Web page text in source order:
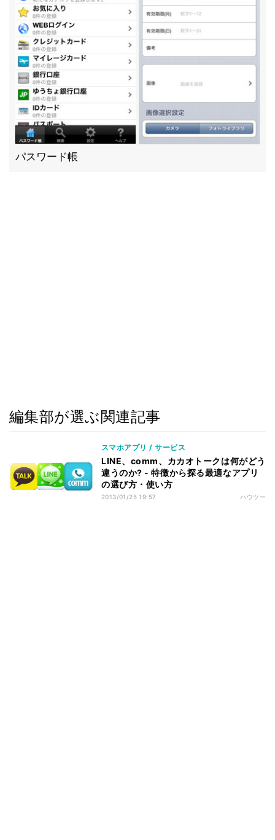
パスワード帳
編集部が選ぶ関連記事
スマホアプリ / サービス
LINE、comm、カカオトークは何がどう
違うのか? - 特徴から探る最適なアプリ
の選び方・使い方
2013/01/25 19:57 ハウツー